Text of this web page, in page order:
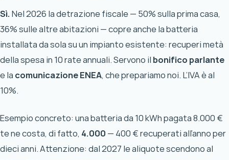
Sì.Nel 2026 la detrazione fiscale — 50% sulla prima casa,
36% sulle altre abitazioni — copre anche la batteria
installata da sola su un impianto esistente: recuperi metà
della spesa in 10 rate annuali. Servono il bonifico parlante
e la comunicazione ENEA, che prepariamo noi. L’IVA è al
10%.
Esempio concreto: una batteria da 10 kWh pagata 8.000 €
te ne costa, di fatto, 4.000 — 400 € recuperati all’anno per
dieci anni. Attenzione: dal 2027 le aliquote scendono al